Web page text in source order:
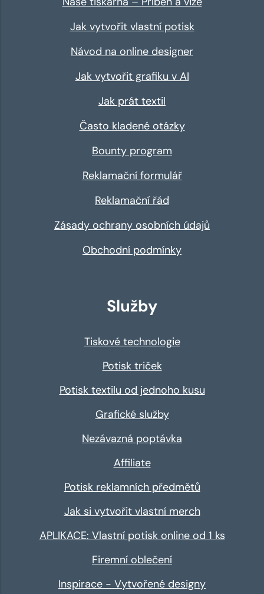
Jak vytvořit vlastní potisk
Návod na online designer
Jak vytvořit grafiku v AI
Jak prát textil
Často kladené otázky
Bounty program
Reklamační formulář
Reklamační řád
Zásady ochrany osobních údajů
Obchodní podmínky
Služby
Tiskové technologie
Potisk triček
Potisk textilu od jednoho kusu
Grafické služby
Nezávazná poptávka
Affiliate
Potisk reklamních předmětů
Jak si vytvořit vlastní merch
APLIKACE: Vlastní potisk online od 1 ks
Firemní oblečení
Inspirace - Vytvořené designy